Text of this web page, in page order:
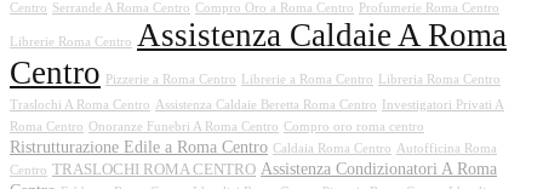
Centro Serrande A Roma Centro Compro Oro a Roma Centro Profumerie Roma Centro
Librerie Roma Centro Assistenza Caldaie A Roma
Centro
Pizzerie a Roma Centro Librerie a Roma Centro
Libreria Roma Centro
Traslochi A Roma Centro Assistenza Caldaie Beretta Roma Centro
Investigatori Privati A
Roma Centro Onoranze Funebri A Roma Centro Compro oro roma centro
Ristrutturazione Edile a Roma Centro Caldaia Roma Centro Autofficina Roma
Centro TRASLOCHI ROMA CENTRO Assistenza Condizionatori A Roma